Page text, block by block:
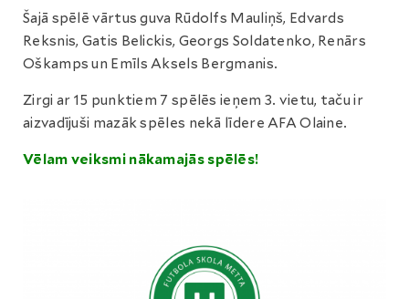
Šajā spēlē vārtus guva Rūdolfs Mauliņš, Edvards
Reksnis, Gatis Belickis, Georgs Soldatenko, Renārs
Oškamps un Emīls Aksels Bergmanis.
Zirgi ar 15 punktiem 7 spēlēs ieņem 3. vietu, taču ir
aizvadījuši mazāk spēles nekā līdere AFA Olaine.
Vēlam veiksmi nākamajās spēlēs!